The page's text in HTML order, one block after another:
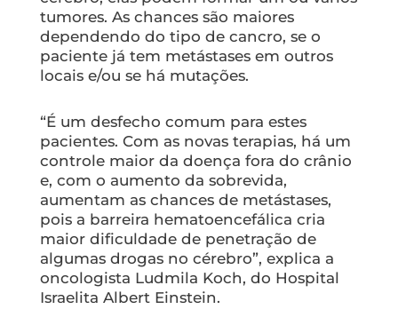
tumores. As chances são maiores
dependendo do tipo de cancro, se o
paciente já tem metástases em outros
locais e/ou se há mutações.
“É um desfecho comum para estes
pacientes. Com as novas terapias, há um
controle maior da doença fora do crânio
e, com o aumento da sobrevida,
aumentam as chances de metástases,
pois a barreira hematoencefálica cria
maior dificuldade de penetração de
algumas drogas no cérebro”, explica a
oncologista Ludmila Koch, do Hospital
Israelita Albert Einstein.